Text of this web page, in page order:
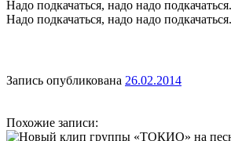
Надо подкачаться, надо надо подкачаться.
Надо подкачаться, надо надо подкачаться.
Запись опубликована 26.02.2014
Похожие записи: